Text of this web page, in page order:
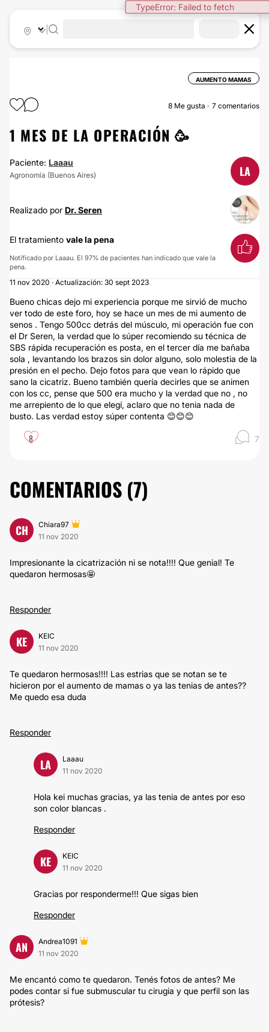
TypeError: Failed to fetch
AUMENTO MAMAS
8 Me gusta 7 comentarios
1 MES DE LA OPERACIÓN 🥳
Paciente: Laaau
Agronomía (Buenos Aires) LA
Realizado por Dr. Seren
El tratamiento vale la pena
Notificado por Laaau. El 97% de pacientes han indicado que vale la
pena.
11 nov 2020 · Actualización: 30 sept 2023
Bueno chicas dejo mi experiencia porque me sirvió de mucho
ver todo de este foro, hoy se hace un mes de mi aumento de
senos . Tengo 500cc detrás del músculo, mi operación fue con
el Dr Seren, la verdad que lo súper recomiendo su técnica de
SBS rápida recuperación es posta, en el tercer día me bañaba
sola , levantando los brazos sin dolor alguno, solo molestia de la
presión en el pecho. Dejo fotos para que vean lo rápido que
sano la cicatriz. Bueno también quería decirles que se animen
con los cc, pense que 500 era mucho y la verdad que no , no
me arrepiento de lo que elegí, aclaro que no tenia nada de
busto. Las verdad estoy súper contenta 😊😊😊
8 7
COMENTARIOS (7)
CH
Chiara97
11 nov 2020
Impresionante la cicatrización ni se nota!!!! Que genial! Te
quedaron hermosas🤩
Responder
KE
KEIC
11 nov 2020
Te quedaron hermosas!!!! Las estrias que se notan se te
hicieron por el aumento de mamas o ya las tenias de antes??
Me quedo esa duda
Responder
LA
Laaau
11 nov 2020
Hola kei muchas gracias, ya las tenia de antes por eso
son color blancas .
Responder
KE
KEIC
11 nov 2020
Gracias por responderme!!! Que sigas bien
Responder
AN
Andrea1091
11 nov 2020
Me encantó como te quedaron. Tenés fotos de antes? Me
podes contar si fue submuscular tu cirugia y que perfil son las
prótesis?